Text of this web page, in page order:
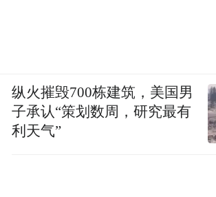
纵火摧毁700栋建筑，美国男
子承认“策划数周，研究最有
利天气”